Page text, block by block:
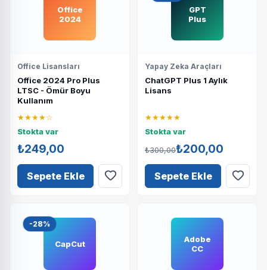
Office
2024
Office Lisansları
Office 2024 Pro Plus
LTSC - Ömür Boyu
Kullanım
★★★★☆
Stokta var
₺249,00
Sepete Ekle
GPT
Plus
Yapay Zeka Araçları
ChatGPT Plus 1 Aylık
Lisans
★★★★★
Stokta var
₺300,00₺200,00
Sepete Ekle
-28%
CapCut
Adobe
CC